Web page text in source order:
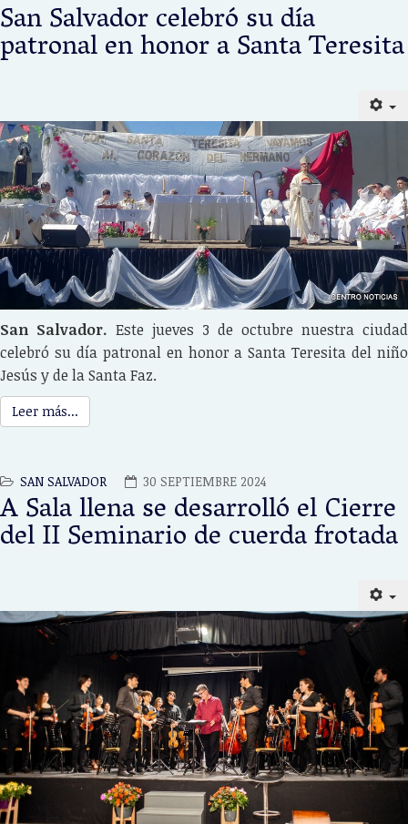
San Salvador celebró su día
patronal en honor a Santa Teresita
San Salvador. Este jueves 3 de octubre nuestra ciudad
celebró su día patronal en honor a Santa Teresita del niño
Jesús y de la Santa Faz.
Leer más...
SAN SALVADOR 30 SEPTIEMBRE 2024
A Sala llena se desarrolló el Cierre
del II Seminario de cuerda frotada